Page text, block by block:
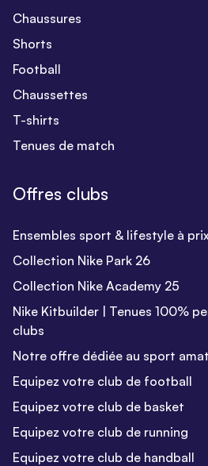
Chaussures
Shorts
Football
Chaussettes
T-shirts
Tenues de match
Offres clubs
Ensembles sport & lifestyle à
Collection Nike Park 26
Collection Nike Academy 25
Nike Kitbuilder | Tenues 100%
clubs
Notre offre dédiée au sport
Equipez votre club de football
Equipez votre club de basket
Equipez votre club de running
Equipez votre club de handball